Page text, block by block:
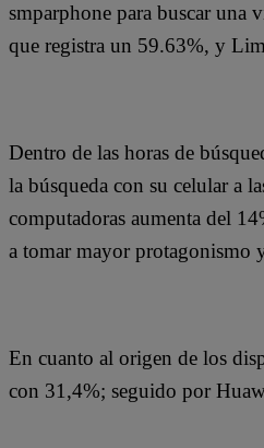
smparphone para buscar
que registra un 59.63%, y
Dentro de las horas de
la búsqueda con su celular a
computadoras aumenta del
a tomar mayor protagonismo
En cuanto al origen de los
con 31,4%; seguido por